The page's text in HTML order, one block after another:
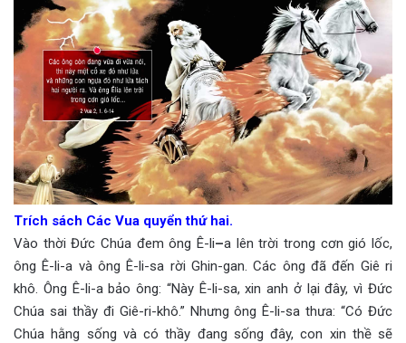
Trích sách Các Vua quyển thứ hai.
Vào thời Đức Chúa đem ông Ê-li–a lên trời trong cơn gió lốc,
ông Ê-li-a và ông Ê-li-sa rời Ghin-gan. Các ông đã đến Giê ri
khô. Ông Ê-li-a bảo ông: “Này Ê-li-sa, xin anh ở lại đây, vì Đức
Chúa sai thầy đi Giê-ri-khô.” Nhưng ông Ê-li-sa thưa: “Có Đức
Chúa hằng sống và có thầy đang sống đây, con xin thề sẽ